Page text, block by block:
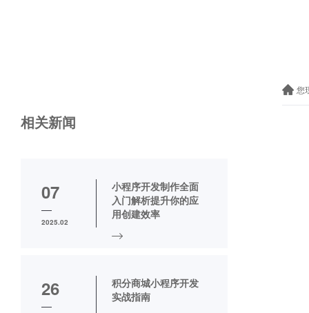
相关新闻
07
2025.02
小程序开发制作全面
入门解析提升你的应
用创建效率
26
积分商城小程序开发
实战指南
您